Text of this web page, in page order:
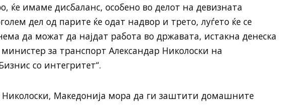
ќе имаме дисбаланс, особено во делот на девизната
дел од парите ќе одат надвор и трето, луѓето ќе се
да можат да најдат работа во државата, истакна денеска
за транспорт Александар Николоски на
со интегритет“.
Македонија мора да ги заштити домашните